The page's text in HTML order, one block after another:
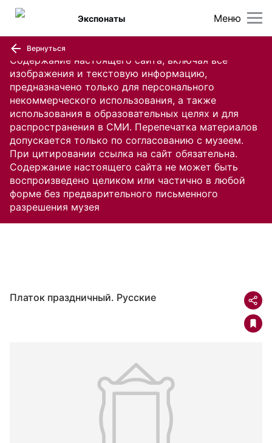
Содержание настоящего сайта, включая все
изображения и текстовую информацию,
предназначено только для персонального
некоммерческого использования, а также
использования в образовательных целях и для
распространения в СМИ. Перепечатка материалов
допускается только по согласованию с музеем.
При цитировании ссылка на сайт обязательна.
Содержание настоящего сайта не может быть
воспроизведено целиком или частично в любой
форме без предварительного письменного
разрешения музея
Меню
Экспонаты
Вернуться
Платок праздничный. Русские